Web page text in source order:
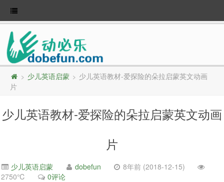
> 少儿英语启蒙 > 少儿英语教材-爱探险的朵拉启蒙英文动画
片
少儿英语教材-爱探险的朵拉启蒙英文动画
片
少儿英语启蒙 dobefun
8年前 (2018-12-15)
2750℃
0评论